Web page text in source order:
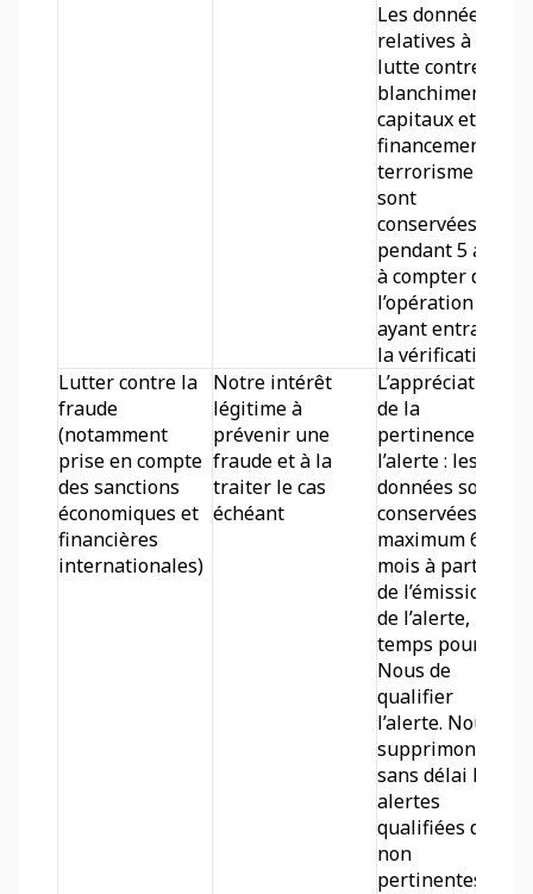
Les données
relatives à la
lutte contre le
blanchiment de
capitaux et le
financement du
terrorisme
sont
conservées
pendant 5 ans
à compter de
l’opération
ayant entraîné
la vérification.
Lutter contre la
fraude
(notamment
prise en compte
des sanctions
économiques et
financières
internationales)
Notre intérêt
légitime à
prévenir une
fraude et à la
traiter le cas
échéant
L’appréciation
de la
pertinence de
l’alerte : les
données sont
conservées au
maximum 6
mois à partir
de l’émission
de l’alerte, le
temps pour
Nous de
qualifier
l’alerte. Nous
supprimons
sans délai les
alertes
qualifiées de
non
pertinentes.